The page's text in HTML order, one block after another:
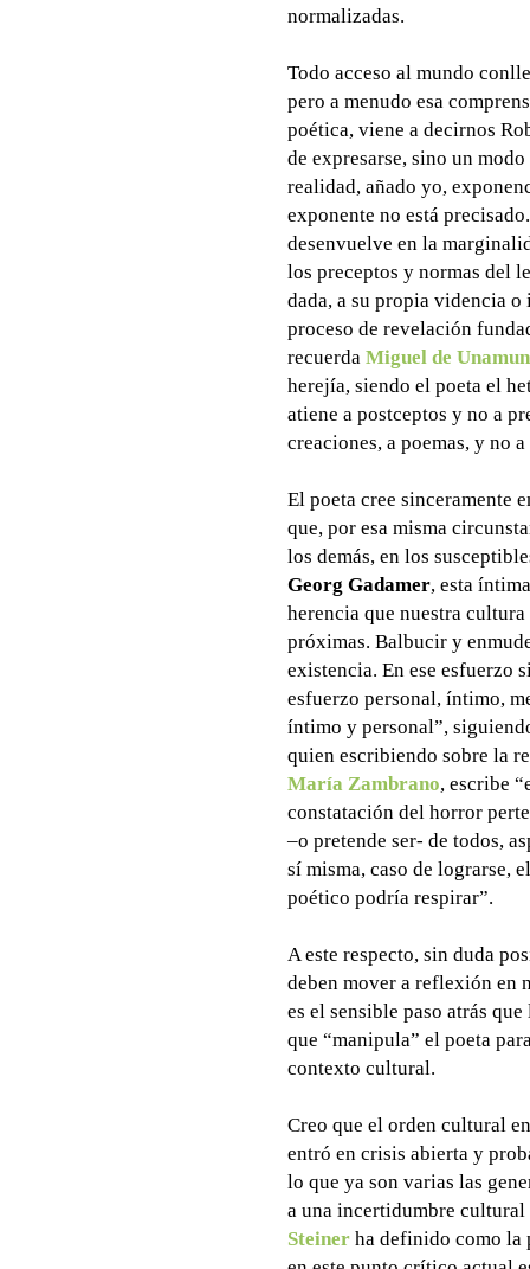
normalizadas.
Todo acceso al mundo
pero a menudo esa
poética, viene a decirnos
de expresarse, sino un
realidad, añado yo,
exponente no está
desenvuelve en la
los preceptos y normas del
dada, a su propia videncia
proceso de revelación
recuerda Miguel de
herejía, siendo el poeta el
atiene a postceptos y no a
creaciones, a poemas, y no
El poeta cree sinceramente
que, por esa misma
los demás, en los
Georg Gadamer, esta
herencia que nuestra
próximas. Balbucir y
existencia. En ese esfuerzo
esfuerzo personal, íntimo,
íntimo y personal”,
quien escribiendo sobre la
María Zambrano, escribe
constatación del horror
–o pretende ser- de todos,
sí misma, caso de lograrse,
poético podría respirar”.
A este respecto, sin duda
deben mover a reflexión en
es el sensible paso atrás
que “manipula” el poeta
contexto cultural.
Creo que el orden cultural
entró en crisis abierta y
lo que ya son varias las
a una incertidumbre
Steiner ha definido como la